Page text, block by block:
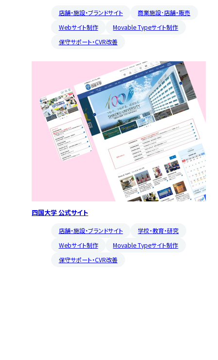
店舗・施設・ブランドサイト
商業施設･店舗・販売
Webサイト制作
Movable Typeサイト制作
保守サポート・CVR改善
四国大学 公式サイト
店舗・施設・ブランドサイト
学校・教育・研究
Webサイト制作
Movable Typeサイト制作
保守サポート・CVR改善